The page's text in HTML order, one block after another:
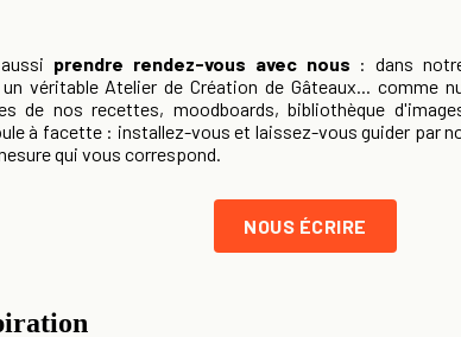
prendre rendez-vous avec nous : dans
véritable Atelier de Création de Gâteaux... comme
de nos recettes, moodboards, bibliothèque
à facette : installez-vous et laissez-vous guider par
qui vous correspond.
NOUS ÉCRIRE